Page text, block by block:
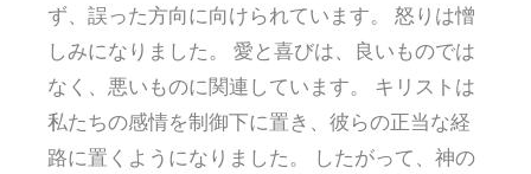
ず、誤った方向に向けられています。 怒りは憎
しみになりました。 愛と喜びは、良いものでは
なく、悪いものに関連しています。 キリストは
私たちの感情を制御下に置き、彼らの正当な経
路に置くようになりました。 したがって、神の